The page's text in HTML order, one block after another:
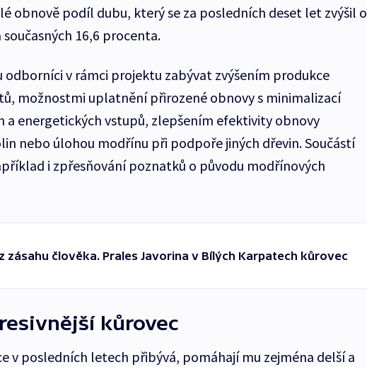
obnově podíl dubu, který se za posledních deset let zvýšil o
16,6 procenta.
odborníci v rámci projektu zabývat zvýšením produkce
možnostmi uplatnění přirozené obnovy s minimalizací
a energetických vstupů, zlepšením efektivity obnovy
nebo úlohou modřínu při podpoře jiných dřevin. Součástí
i zpřesňování poznatků o původu modřínových
zásahu člověka. Prales Javorina v Bílých Karpatech kůrovec
kůrovec
v posledních letech přibývá, pomáhají mu zejména delší a